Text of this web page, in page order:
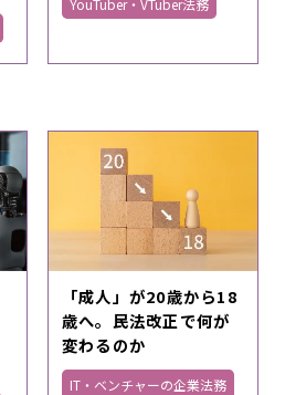
「成人」が20歳から18
歳へ。民法改正で何が
変わるのか
IT・ベンチャーの企業法務